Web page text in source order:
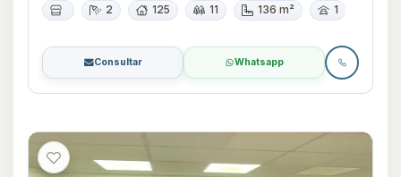
2 125 11 136 m² 1
Consultar Whatsapp